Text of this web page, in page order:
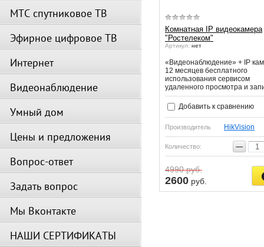
Комнатная IP видеокамера
"Ростелеком"
Артикул: нет
«Видеонаблюдение» + IP
12 месяцев бесплатного
использования сервисом
удаленного просмотра и
Добавить к сравнению
Производитель HikVision
Количество: −
4990руб.
2600 руб.
МТС спутниковое ТВ
Эфирное цифровое ТВ
Интернет
Видеонаблюдение
Умный дом
Цены и предложения
Вопрос-ответ
Задать вопрос
Мы Вконтакте
НАШИ СЕРТИФИКАТЫ